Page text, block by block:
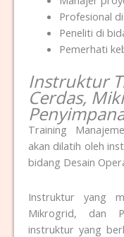
Profesional
Peneliti di
Pemerhati
Instruktur
Cerdas,
Training
akan dilatih oleh
bidang Desain
Instruktur yang
Mikrogrid, dan
instruktur yang